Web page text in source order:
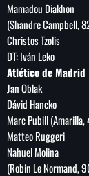
Mamadou Diakhon
(Shandre Campbell,
Christos Tzolis
DT: Iván Leko
Atlético de Madrid
Jan Oblak
Dávid Hancko
Marc Pubill (Amarilla,
Matteo Ruggeri
Nahuel Molina
(Robin Le Normand,